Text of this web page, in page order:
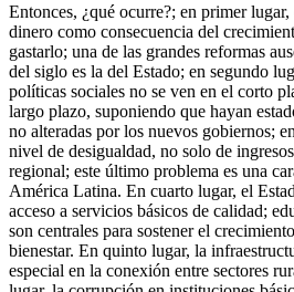
Entonces, ¿qué ocurre?; en primer
dinero como consecuencia del
gastarlo; una de las grandes reformas
del siglo es la del Estado; en segundo
políticas sociales no se ven en el corto
largo plazo, suponiendo que hayan
no alteradas por los nuevos gobiernos;
nivel de desigualdad, no solo de
regional; este último problema es una
América Latina. En cuarto lugar, el
acceso a servicios básicos de calidad;
son centrales para sostener el
bienestar. En quinto lugar, la
especial en la conexión entre sectores